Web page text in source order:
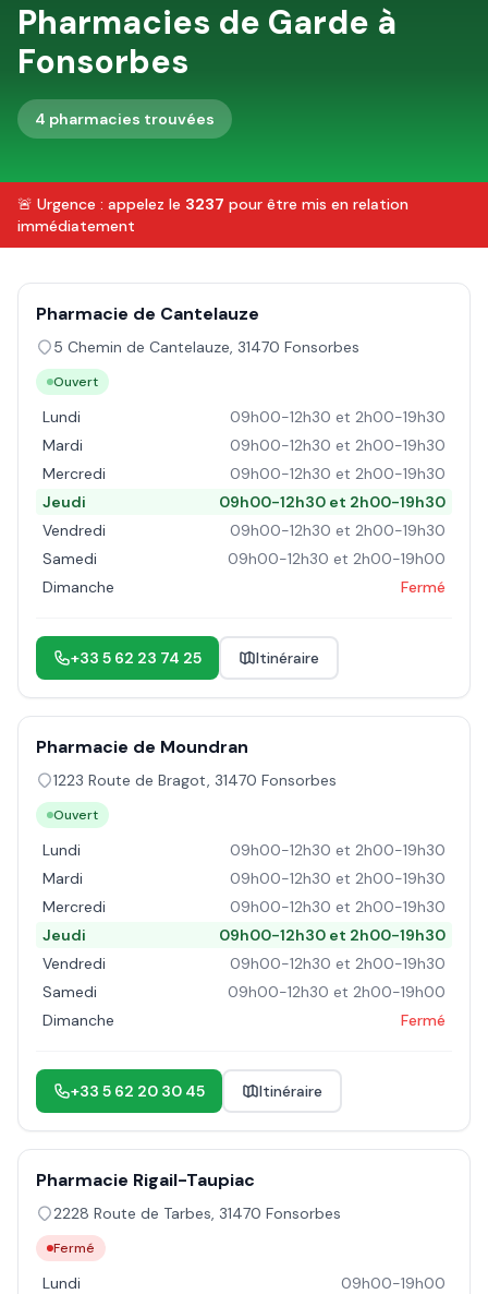
Pharmacies de Garde à
Fonsorbes
4 pharmacies trouvées
🚨 Urgence : appelez le 3237 pour être mis en relation
immédiatement
Pharmacie de Cantelauze
5 Chemin de Cantelauze, 31470 Fonsorbes
Ouvert
Lundi
09h00-12h30 et 2h00-19h30
Mardi
09h00-12h30 et 2h00-19h30
Mercredi
09h00-12h30 et 2h00-19h30
Jeudi
09h00-12h30 et 2h00-19h30
Vendredi
09h00-12h30 et 2h00-19h30
Samedi
09h00-12h30 et 2h00-19h00
Dimanche
Fermé
+33 5 62 23 74 25 Itinéraire
Pharmacie de Moundran
1223 Route de Bragot, 31470 Fonsorbes
Ouvert
Lundi
09h00-12h30 et 2h00-19h30
Mardi
09h00-12h30 et 2h00-19h30
Mercredi
09h00-12h30 et 2h00-19h30
Jeudi
09h00-12h30 et 2h00-19h30
Vendredi
09h00-12h30 et 2h00-19h30
Samedi
09h00-12h30 et 2h00-19h00
Dimanche
Fermé
+33 5 62 20 30 45 Itinéraire
Pharmacie Rigail-Taupiac
2228 Route de Tarbes, 31470 Fonsorbes
Fermé
Lundi
09h00-19h00